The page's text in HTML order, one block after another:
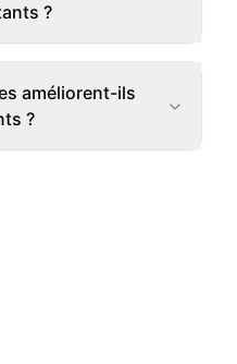
?
améliorent-ils
?